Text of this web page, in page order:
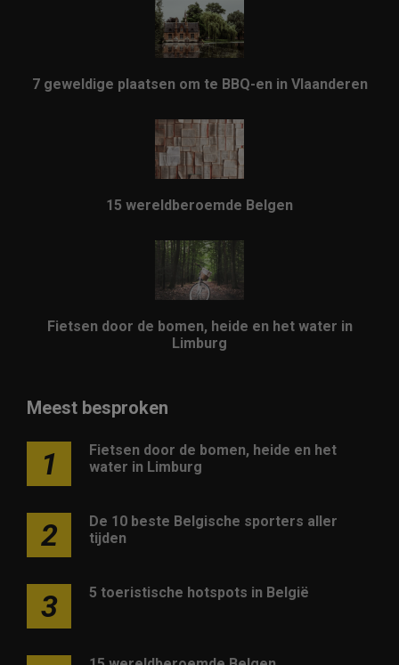
7 geweldige plaatsen om te BBQ-en in Vlaanderen
15 wereldberoemde Belgen
Fietsen door de bomen, heide en het water in
Limburg
Meest besproken
1
Fietsen door de bomen, heide en het
water in Limburg
2
De 10 beste Belgische sporters aller
tijden
3 5 toeristische hotspots in België